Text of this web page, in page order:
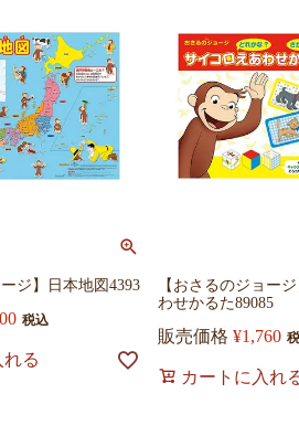
ジ】日本地図4393
税込
る
【おさるのジョー
わせかるた89085
販売価格 ¥1,760
カートに入れ